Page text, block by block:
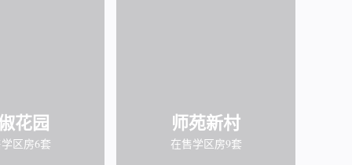
花园
区房6套
师苑新村
在售学区房9套